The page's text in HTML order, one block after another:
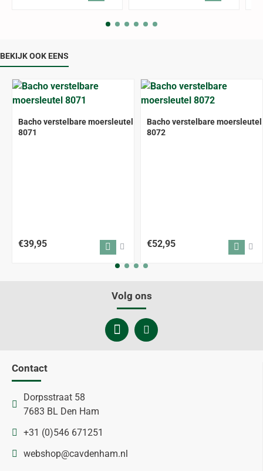
BEKIJK OOK EENS
Bacho verstelbare moersleutel
8071
€39,95
Bacho verstelbare moersleutel
8072
€52,95
Volg ons
Contact
Dorpsstraat 58
7683 BL Den Ham
+31 (0)546 671251
webshop@cavdenham.nl